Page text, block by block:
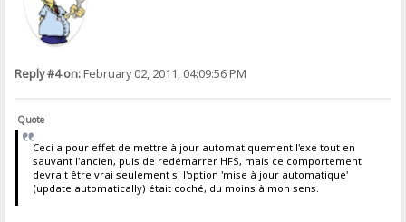
Reply #4 on:February 02, 2011, 04:09:56 PM
Quote
Ceci a pour effet de mettre à jour automatiquement l'exe tout en
sauvant l'ancien, puis de redémarrer HFS, mais ce comportement
devrait être vrai seulement si l'option 'mise à jour automatique'
(update automatically) était coché, du moins à mon sens.